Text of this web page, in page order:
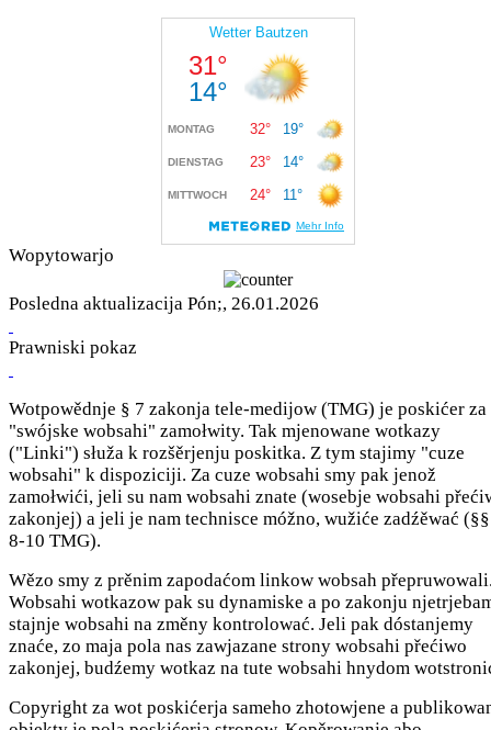
Wopytowarjo
Posledna aktualizacija Pón;, 26.01.2026
Prawniski pokaz
Wotpowědnje § 7 zakonja tele-medijow (TMG) je poskićer za
"swójske wobsahi" zamołwity. Tak mjenowane wotkazy
("Linki") słuža k rozšěrjenju poskitka. Z tym stajimy "cuze
wobsahi" k dispoziciji. Za cuze wobsahi smy pak jenož
zamołwići, jeli su nam wobsahi znate (wosebje wobsahi
zakonjej) a jeli je nam technisce móžno, wužiće zadźěwać (§§
8-10 TMG).
Wězo smy z prěnim zapodaćom linkow wobsah
Wobsahi wotkazow pak su dynamiske a po zakonju
stajnje wobsahi na změny kontrolować. Jeli pak dóstanjemy
znaće, zo maja pola nas zawjazane strony wobsahi přećiwo
zakonjej, budźemy wotkaz na tute wobsahi hnydom
Copyright za wot poskićerja sameho zhotowjene a